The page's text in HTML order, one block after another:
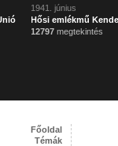
1941. június
Hősi emlékmű
12797 megtekintés
Főoldal
Témák